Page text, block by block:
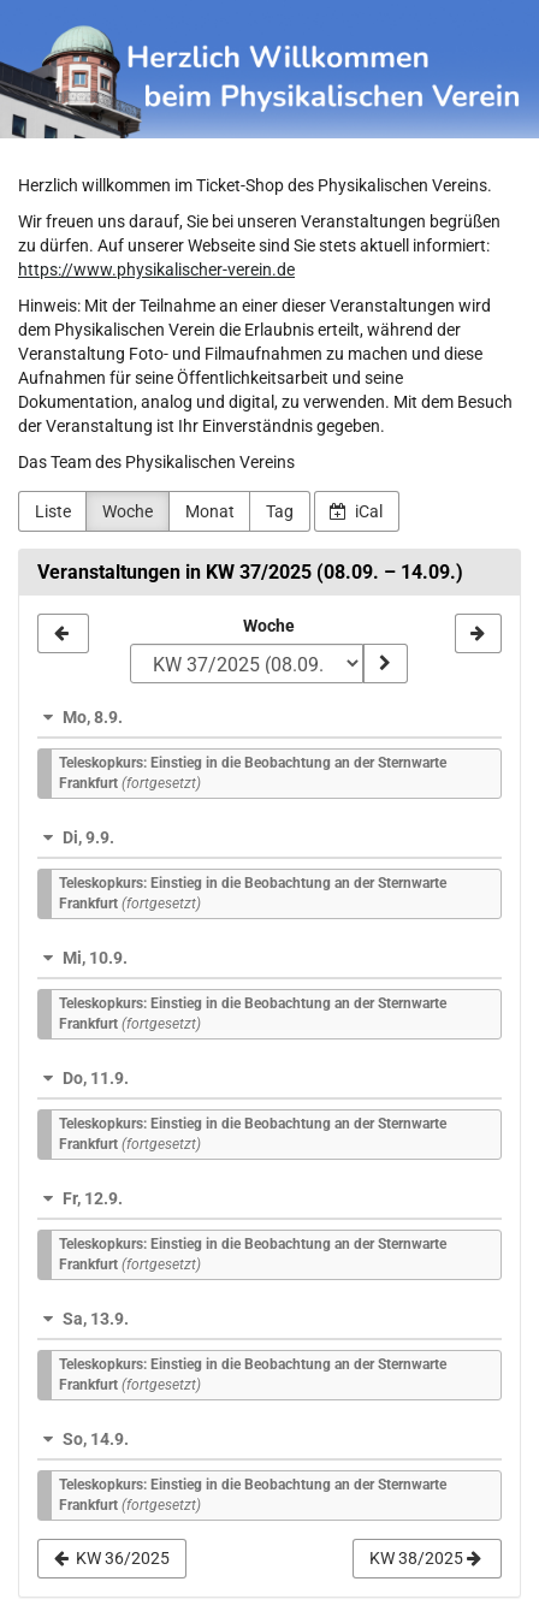
Haupt-
Inhalt
springen
Physikalischer
Verein
Herzlich willkommen im Ticket-Shop des Physikalischen Vereins.
Wir freuen uns darauf, Sie bei unseren Veranstaltungen begrüßen
zu dürfen. Auf unserer Webseite sind Sie stets aktuell informiert:
https://www.physikalischer-verein.de
Hinweis: Mit der Teilnahme an einer dieser Veranstaltungen wird
dem Physikalischen Verein die Erlaubnis erteilt, während der
Veranstaltung Foto- und Filmaufnahmen zu machen und diese
Aufnahmen für seine Öffentlichkeitsarbeit und seine
Dokumentation, analog und digital, zu verwenden. Mit dem Besuch
der Veranstaltung ist Ihr Einverständnis gegeben.
Das Team des Physikalischen Vereins
Liste Woche Monat Tag iCal
Veranstaltungen in KW 37/2025 (08.09. – 14.09.)
zur
auswählen
Woche
Mo, 8.9.
Teleskopkurs: Einstieg in die Beobachtung an der Sternwarte
Frankfurt (fortgesetzt)
Di, 9.9.
Teleskopkurs: Einstieg in die Beobachtung an der Sternwarte
Frankfurt (fortgesetzt)
Mi, 10.9.
Teleskopkurs: Einstieg in die Beobachtung an der Sternwarte
Frankfurt (fortgesetzt)
Do, 11.9.
Teleskopkurs: Einstieg in die Beobachtung an der Sternwarte
Frankfurt (fortgesetzt)
Fr, 12.9.
Teleskopkurs: Einstieg in die Beobachtung an der Sternwarte
Frankfurt (fortgesetzt)
Sa, 13.9.
Teleskopkurs: Einstieg in die Beobachtung an der Sternwarte
Frankfurt (fortgesetzt)
So, 14.9.
Teleskopkurs: Einstieg in die Beobachtung an der Sternwarte
Frankfurt (fortgesetzt)
KW 36/2025 KW 38/2025